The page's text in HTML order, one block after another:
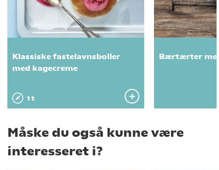
Klassiske fastelavnsboller
med kagecreme
1 t
Bærtærter
Måske du også kunne være
interesseret i?